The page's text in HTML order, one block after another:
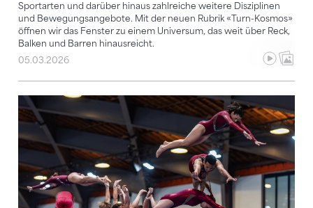
Sportarten und darüber hinaus zahlreiche weitere Disziplinen
und Bewegungsangebote. Mit der neuen Rubrik «Turn-Kosmos»
öffnen wir das Fenster zu einem Universum, das weit über Reck,
Balken und Barren hinausreicht.
05.03.2026
Präzise, verrückt und elegant: Die Turnschweiz ist